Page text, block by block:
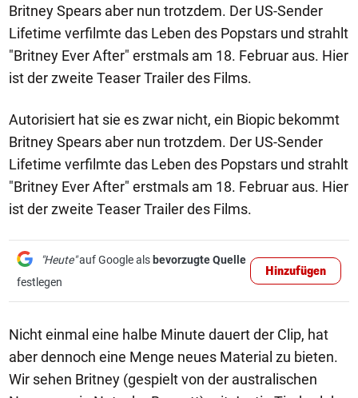
Britney Spears aber nun trotzdem. Der US-Sender
Lifetime verfilmte das Leben des Popstars und strahlt
"Britney Ever After" erstmals am 18. Februar aus. Hier
ist der zweite Teaser Trailer des Films.
Autorisiert hat sie es zwar nicht, ein Biopic bekommt
Britney Spears aber nun trotzdem. Der US-Sender
Lifetime verfilmte das Leben des Popstars und strahlt
"Britney Ever After" erstmals am 18. Februar aus. Hier
ist der zweite Teaser Trailer des Films.
"Heute"auf Google als bevorzugte Quelle
festlegen
Hinzufügen
Nicht einmal eine halbe Minute dauert der Clip, hat
aber dennoch eine Menge neues Material zu bieten.
Wir sehen Britney (gespielt von der australischen